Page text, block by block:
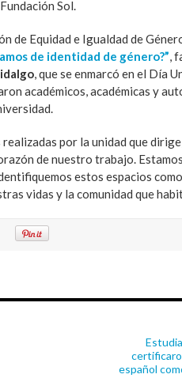
Sol.
de Equidad e Igualdad de
de identidad de género?” ,
, que se enmarcó en el Día
académicos, académicas y
por la unidad que
de nuestro trabajo.
estos espacios
vidas y la comunidad que
español